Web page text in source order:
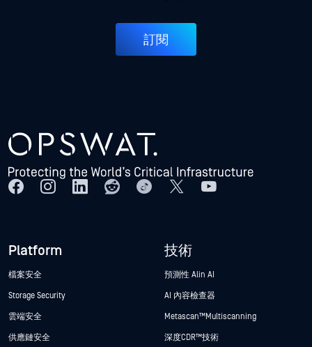
訂閱
Platform
檔案安全
Storage Security
雲端安全
供應鏈安全
技術
預測性 Alin AI
AI 內容檢查器
Metascan™ Multiscanning
深度CDR™技術